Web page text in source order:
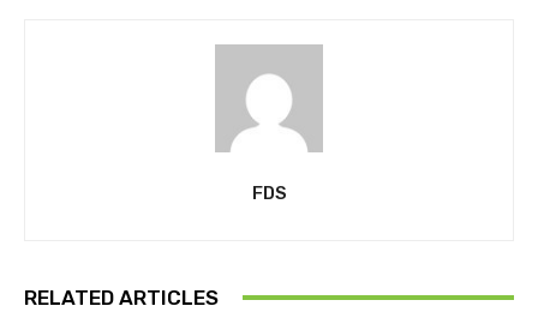
FDS
RELATED ARTICLES